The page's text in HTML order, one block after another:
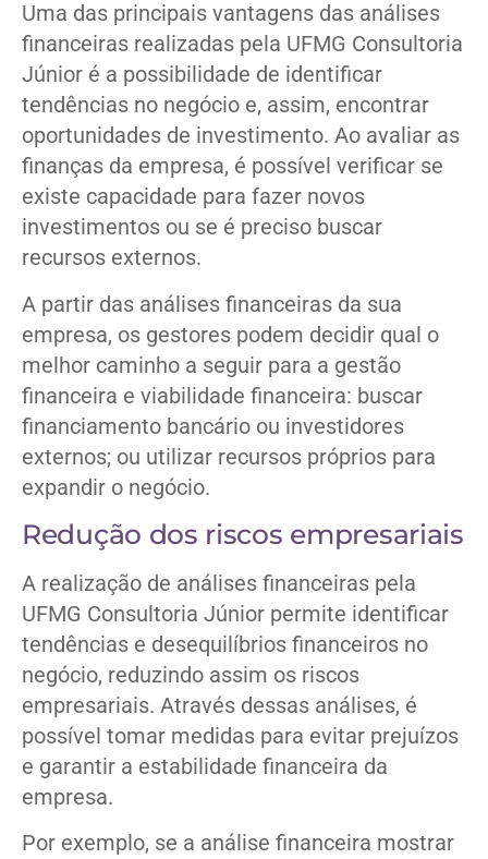
Uma das principais vantagens das análises
financeiras realizadas pela UFMG Consultoria
Júnior é a possibilidade de identificar
tendências no negócio e, assim, encontrar
oportunidades de investimento. Ao avaliar as
finanças da empresa, é possível verificar se
existe capacidade para fazer novos
investimentos ou se é preciso buscar
recursos externos.
A partir das análises financeiras da sua
empresa, os gestores podem decidir qual o
melhor caminho a seguir para a gestão
financeira e viabilidade financeira: buscar
financiamento bancário ou investidores
externos; ou utilizar recursos próprios para
expandir o negócio.
Redução dos riscos empresariais
A realização de análises financeiras pela
UFMG Consultoria Júnior permite identificar
tendências e desequilíbrios financeiros no
negócio, reduzindo assim os riscos
empresariais. Através dessas análises, é
possível tomar medidas para evitar prejuízos
e garantir a estabilidade financeira da
empresa.
Por exemplo, se a análise financeira mostrar